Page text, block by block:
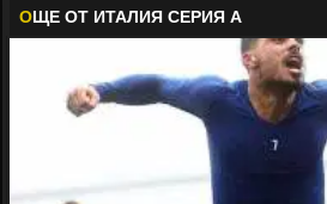
ОЩЕ ОТ ИТАЛИЯ СЕРИЯ А